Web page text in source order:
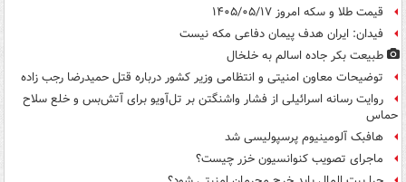
قیمت طلا و سکه امروز ۱۴۰۵/۰۵/۱۷
فیدان: ایران هدف پیمان دفاعی مکه نیست
طبیعت بکر جاده اسالم به خلخال
توضیحات معاون امنیتی و انتظامی وزیر کشور درباره قتل حمیدرضا رجب زاده
روایت رسانه اسرائیلی از فشار واشنگتن بر تل‌آویو برای آتش‌بس و خلع سلاح
حماس
هافبک آلومینیوم پرسپولیسی شد
ماجرای تصویب کنوانسیون خزر چیست؟